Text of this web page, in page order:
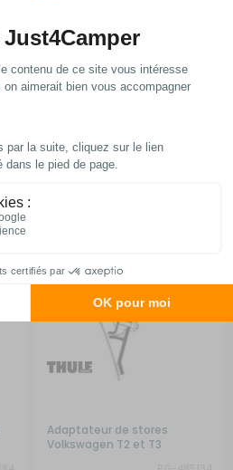
159,99 €
En stock
Adaptateur de stores
Volkswagen T2 et T3